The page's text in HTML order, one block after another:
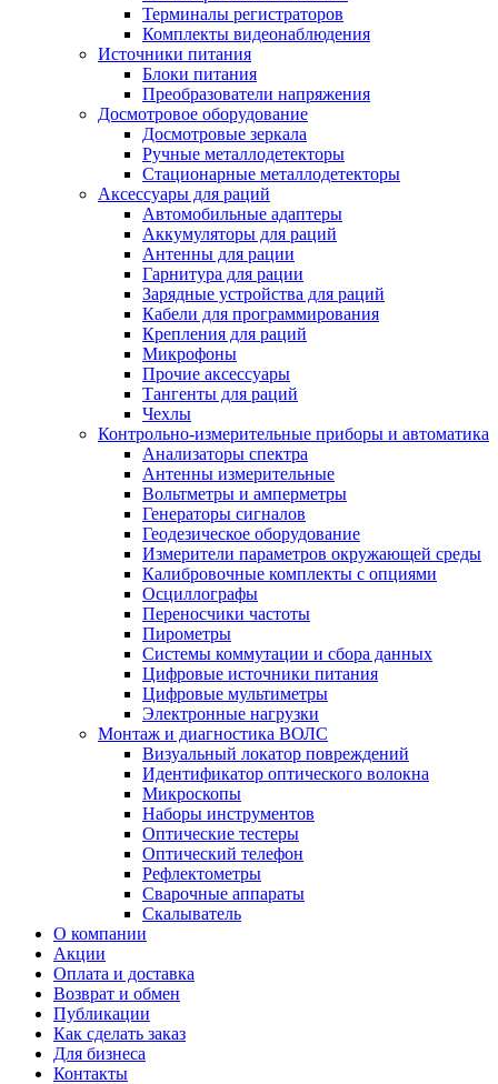
Терминалы регистраторов
Комплекты видеонаблюдения
Источники питания
Блоки питания
Преобразователи напряжения
Досмотровое оборудование
Досмотровые зеркала
Ручные металлодетекторы
Стационарные металлодетекторы
Аксессуары для раций
Автомобильные адаптеры
Аккумуляторы для раций
Антенны для рации
Гарнитура для рации
Зарядные устройства для раций
Кабели для программирования
Крепления для раций
Микрофоны
Прочие аксессуары
Тангенты для раций
Чехлы
Контрольно-измерительные приборы и автоматика
Анализаторы спектра
Антенны измерительные
Вольтметры и амперметры
Генераторы сигналов
Геодезическое оборудование
Измерители параметров окружающей среды
Калибровочные комплекты с опциями
Осциллографы
Переносчики частоты
Пирометры
Системы коммутации и сбора данных
Цифровые источники питания
Цифровые мультиметры
Электронные нагрузки
Монтаж и диагностика ВОЛС
Визуальный локатор повреждений
Идентификатор оптического волокна
Микроскопы
Наборы инструментов
Оптические тестеры
Оптический телефон
Рефлектометры
Сварочные аппараты
Скалыватель
О компании
Акции
Оплата и доставка
Возврат и обмен
Публикации
Как сделать заказ
Для бизнеса
Контакты